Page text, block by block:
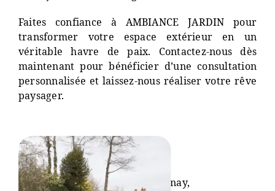
Faites confiance à AMBIANCE JARDIN pour
transformer votre espace extérieur en un
véritable havre de paix. Contactez-nous dès
maintenant pour bénéficier d’une consultation
personnalisée et laissez-nous réaliser votre rêve
paysager.